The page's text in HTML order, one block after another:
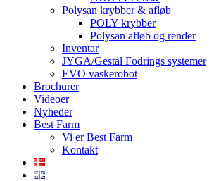
Polysan krybber & afløb
POLY krybber
Polysan afløb og render
Inventar
JYGA/Gestal Fodrings systemer
EVO vaskerobot
Brochurer
Videoer
Nyheder
Best Farm
Vi er Best Farm
Kontakt